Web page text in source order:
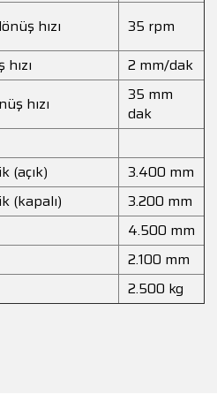
hızı
35 rpm
2 mm/dak
hızı
35 mm
dak
(açık)
3.400 mm
(kapalı)
3.200 mm
4.500 mm
2.100 mm
2.500 kg